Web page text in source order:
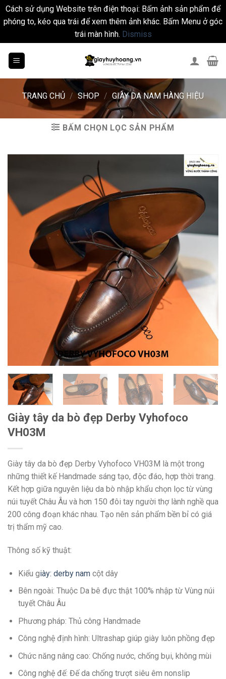
Cách sử dụng Website trên điện thoại: Bấm ảnh sản phẩm để
phóng to, kéo qua trái để xem thêm ảnh khác. Bấm Menu ở góc
trái màn hình. Dismiss
TRANG CHỦ / SHOP / GIÀY DA NAM HÀNG HIỆU
BẤM CHỌN LỌC SẢN PHẨM
Giày tây da bò đẹp Derby Vyhofoco
VH03M
Giày tây da bò đẹp Derby Vyhofoco VH03M là một trong
những thiết kế Handmade sáng tạo, độc đáo, hợp thời trang.
Kết hợp giữa nguyên liệu da bò nhập khẩu chọn lọc từ vùng
núi tuyết Châu Âu và hơn 150 đôi tay người thợ lành nghề qua
200 công đoạn khác nhau. Tạo nên sản phẩm bền bỉ có giá
trị thẩm mỹ cao.
Thông số kỹ thuật:
Kiểu giày: derby namcột dây
Bên ngoài: Thuộc Da bê đực thật 100% nhập từ Vùng núi
tuyết Châu Âu
Phương pháp: Thủ công Handmade
Công nghệ định hình: Ultrashap giúp giày luôn phồng đẹp
Chức năng nâng cao: Chống nước, chống bụi, không mùi
Công nghệ đế: Đế da chống trượt siêu êm nonslip